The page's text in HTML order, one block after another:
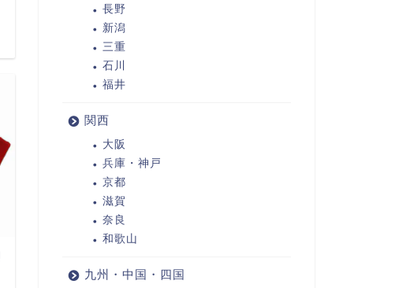
長野
新潟
三重
石川
福井
関西
大阪
兵庫・神戸
京都
滋賀
奈良
和歌山
九州・中国・四国